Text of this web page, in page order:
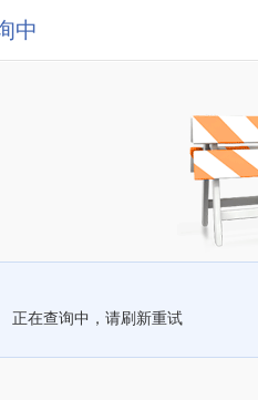
中
正在查询中，请刷新重试